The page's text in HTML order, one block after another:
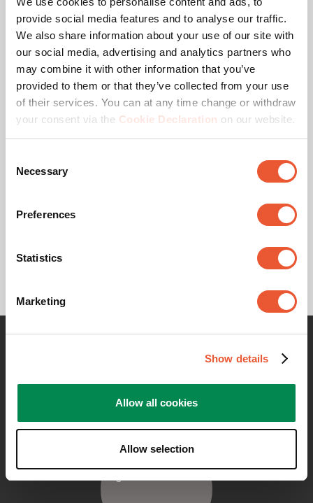
provide social media features and to analyse our traffic.
We also share information about your use of our site with
our social media, advertising and analytics partners who
may combine it with other information that you’ve
provided to them or that they’ve collected from your use
of their services. You can at any time change or withdraw
your consent via the Cookie Declaration on our website.
Selection
Necessary
Preferences
Statistics
Marketing
Show details
Allow all cookies
Allow selection
EAN emballage unitaire 8718868872661
Product Line SmartMetals
Catégorie de produit Support de projecteur
Couleur
Charge max. (kg)
Plage (diamètre)
Contactez-moi pour plus
d'informations